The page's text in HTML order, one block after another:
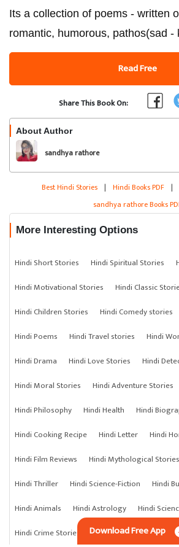
Its a collection of poems - written
romantic, humorous, pathos(sad -
Read Free
Share This Book On:
About Author
sandhya rathore
Best Hindi Stories | Hindi Books PDF |
sandhya rathore Books
More Interesting Options
Hindi Short Stories Hindi Spiritual Stories
Hindi Motivational Stories
Hindi Classic
Hindi Children Stories
Hindi Comedy stories
Hindi Poems
Hindi Travel stories
Hindi
Hindi Drama
Hindi Love Stories
Hindi
Hindi Moral Stories
Hindi Adventure Stories
Hindi Philosophy
Hindi Health
Hindi
Hindi Cooking Recipe
Hindi Letter
Hindi
Hindi Film Reviews
Hindi Mythological Stories
Hindi Thriller
Hindi Science-Fiction Hindi
Hindi Animals
Hindi Astrology Hindi
Hindi Crime Stories
Download Free App